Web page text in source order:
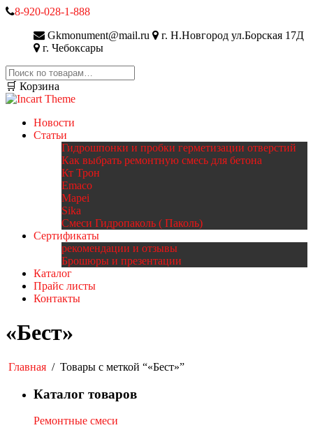
8-920-028-1-888
Gkmonument@mail.ru
г. Н.Новгород ул.Борская 17Д
г. Чебоксары
Искать:
🛒 Корзина
Новости
Статьи
Гидрошпонки и пробки герметизации отверстий
Как выбрать ремонтную смесь для бетона
Кт Трон
Emaco
Mapei
Sika
Смеси Гидропаколь ( Паколь)
Сертификаты
рекомендации и отзывы
Брошюры и презентации
Каталог
Прайс листы
Контакты
«Бест»
Главная / Товары с меткой “«Бест»”
Каталог товаров
Ремонтные смеси